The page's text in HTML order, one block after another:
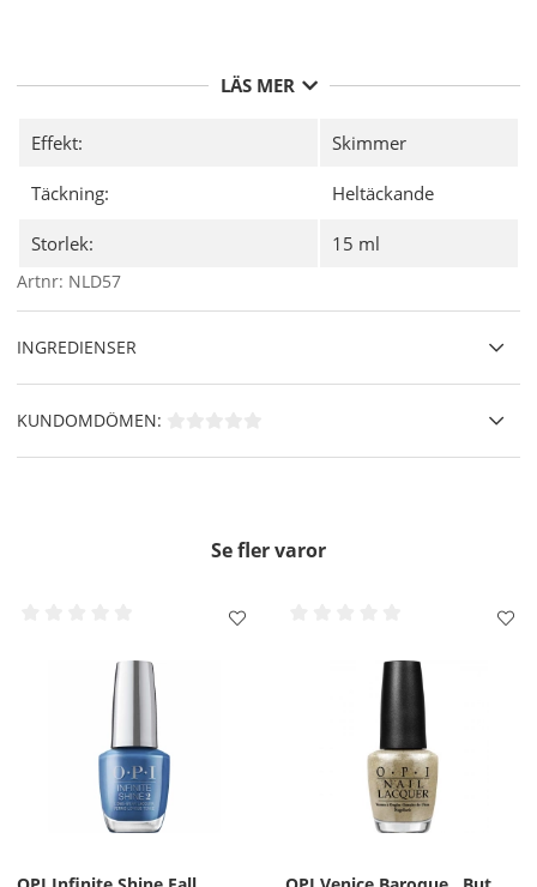
LÄS MER
Effekt: Skimmer
Täckning: Heltäckande
Storlek: 15 ml
Artnr: NLD57
INGREDIENSER
KUNDOMDÖMEN:
Se fler varor